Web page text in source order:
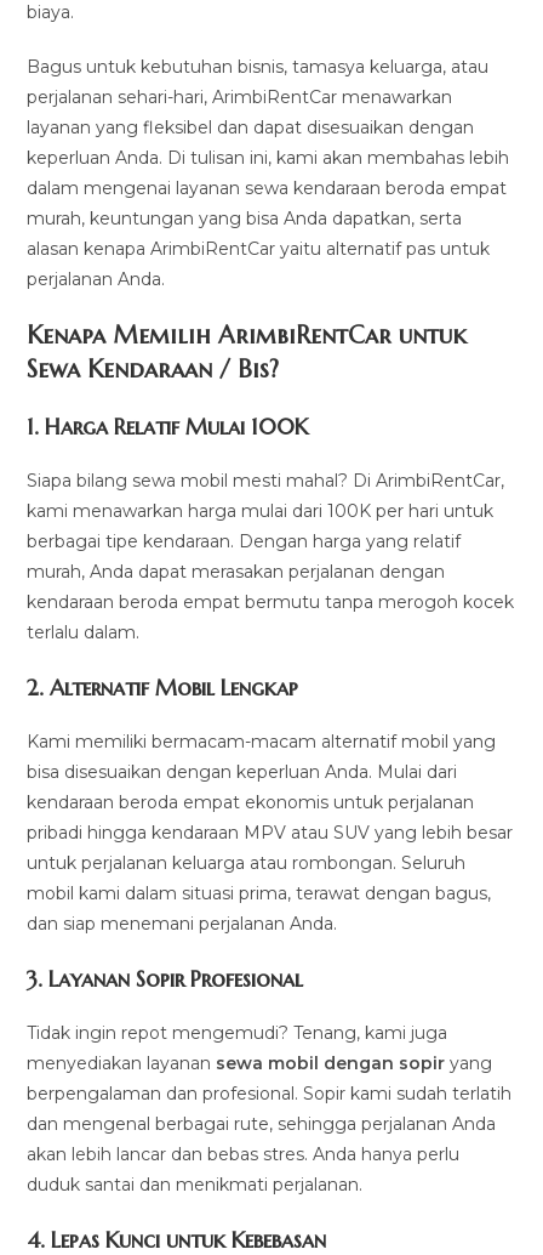
biaya.
Bagus untuk kebutuhan bisnis, tamasya keluarga, atau
perjalanan sehari-hari, ArimbiRentCar menawarkan
layanan yang fleksibel dan dapat disesuaikan dengan
keperluan Anda. Di tulisan ini, kami akan membahas lebih
dalam mengenai layanan sewa kendaraan beroda empat
murah, keuntungan yang bisa Anda dapatkan, serta
alasan kenapa ArimbiRentCar yaitu alternatif pas untuk
perjalanan Anda.
Kenapa Memilih ArimbiRentCar untuk
Sewa Kendaraan / Bis?
1.Harga Relatif Mulai 100K
Siapa bilang sewa mobil mesti mahal? Di ArimbiRentCar,
kami menawarkan harga mulai dari 100K per hari untuk
berbagai tipe kendaraan. Dengan harga yang relatif
murah, Anda dapat merasakan perjalanan dengan
kendaraan beroda empat bermutu tanpa merogoh kocek
terlalu dalam.
2. Alternatif Mobil Lengkap
Kami memiliki bermacam-macam alternatif mobil yang
bisa disesuaikan dengan keperluan Anda. Mulai dari
kendaraan beroda empat ekonomis untuk perjalanan
pribadi hingga kendaraan MPV atau SUV yang lebih besar
untuk perjalanan keluarga atau rombongan. Seluruh
mobil kami dalam situasi prima, terawat dengan bagus,
dan siap menemani perjalanan Anda.
3.Layanan Sopir Profesional
Tidak ingin repot mengemudi? Tenang, kami juga
menyediakan layanan sewa mobil dengan sopir yang
berpengalaman dan profesional. Sopir kami sudah terlatih
dan mengenal berbagai rute, sehingga perjalanan Anda
akan lebih lancar dan bebas stres. Anda hanya perlu
duduk santai dan menikmati perjalanan.
4.Lepas Kunci untuk Kebebasan